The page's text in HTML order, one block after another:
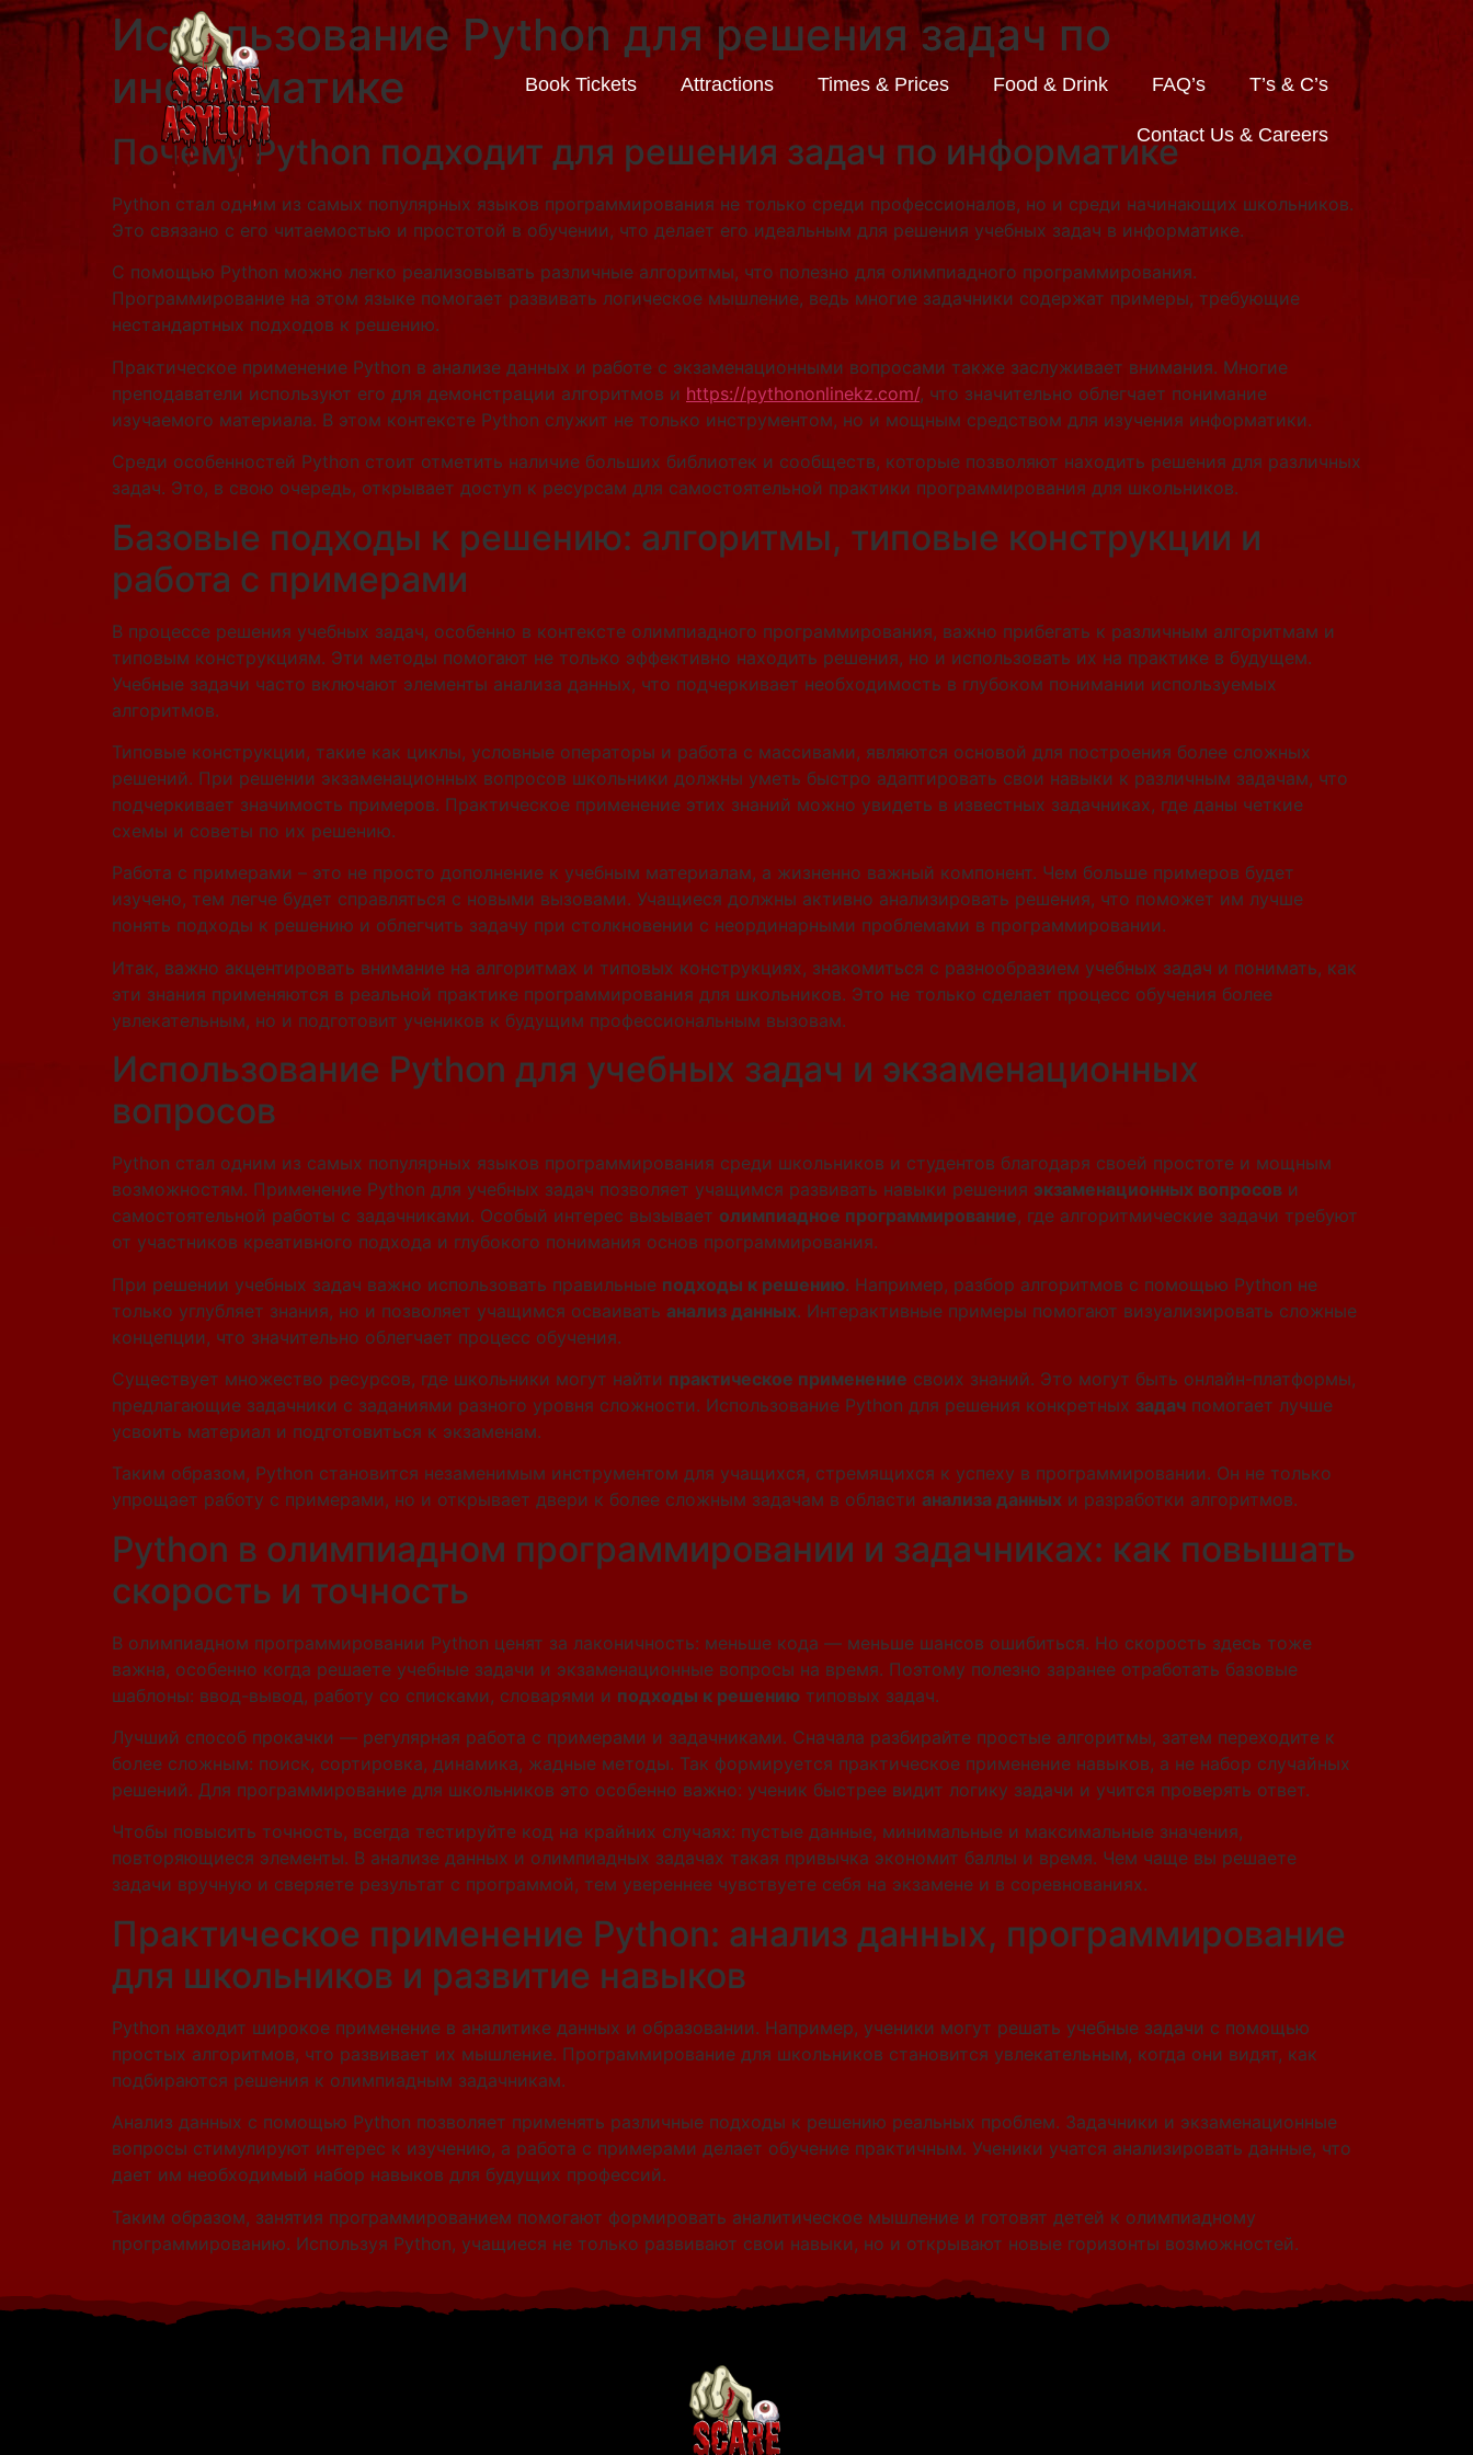
Book Tickets Attractions Times & Prices Food & Drink FAQ’s T’s & C’s
Contact Us & Careers
Использование Python для решения задач по
информатике
Почему Python подходит для решения задач по информатике
Python стал одним из самых популярных языков программирования не только среди профессионалов, но и среди начинающих школьников.
Это связано с его читаемостью и простотой в обучении, что делает его идеальным для решения учебных задач в информатике.
С помощью Python можно легко реализовывать различные алгоритмы, что полезно для олимпиадного программирования.
Программирование на этом языке помогает развивать логическое мышление, ведь многие задачники содержат примеры, требующие
нестандартных подходов к решению.
Практическое применение Python в анализе данных и работе с экзаменационными вопросами также заслуживает внимания. Многие
преподаватели используют его для демонстрации алгоритмов и https://pythononlinekz.com/, что значительно облегчает понимание
изучаемого материала. В этом контексте Python служит не только инструментом, но и мощным средством для изучения информатики.
Среди особенностей Python стоит отметить наличие больших библиотек и сообществ, которые позволяют находить решения для различных
задач. Это, в свою очередь, открывает доступ к ресурсам для самостоятельной практики программирования для школьников.
Базовые подходы к решению: алгоритмы, типовые конструкции и
работа с примерами
В процессе решения учебных задач, особенно в контексте олимпиадного программирования, важно прибегать к различным алгоритмам и
типовым конструкциям. Эти методы помогают не только эффективно находить решения, но и использовать их на практике в будущем.
Учебные задачи часто включают элементы анализа данных, что подчеркивает необходимость в глубоком понимании используемых
алгоритмов.
Типовые конструкции, такие как циклы, условные операторы и работа с массивами, являются основой для построения более сложных
решений. При решении экзаменационных вопросов школьники должны уметь быстро адаптировать свои навыки к различным задачам, что
подчеркивает значимость примеров. Практическое применение этих знаний можно увидеть в известных задачниках, где даны четкие
схемы и советы по их решению.
Работа с примерами – это не просто дополнение к учебным материалам, а жизненно важный компонент. Чем больше примеров будет
изучено, тем легче будет справляться с новыми вызовами. Учащиеся должны активно анализировать решения, что поможет им лучше
понять подходы к решению и облегчить задачу при столкновении с неординарными проблемами в программировании.
Итак, важно акцентировать внимание на алгоритмах и типовых конструкциях, знакомиться с разнообразием учебных задач и понимать, как
эти знания применяются в реальной практике программирования для школьников. Это не только сделает процесс обучения более
увлекательным, но и подготовит учеников к будущим профессиональным вызовам.
Использование Python для учебных задач и экзаменационных
вопросов
Python стал одним из самых популярных языков программирования среди школьников и студентов благодаря своей простоте и мощным
возможностям. Применение Python для учебных задач позволяет учащимся развивать навыки решения экзаменационных вопросов и
самостоятельной работы с задачниками. Особый интерес вызывает олимпиадное программирование, где алгоритмические задачи требуют
от участников креативного подхода и глубокого понимания основ программирования.
При решении учебных задач важно использовать правильные подходы к решению. Например, разбор алгоритмов с помощью Python не
только углубляет знания, но и позволяет учащимся осваивать анализ данных. Интерактивные примеры помогают визуализировать сложные
концепции, что значительно облегчает процесс обучения.
Существует множество ресурсов, где школьники могут найти практическое применение своих знаний. Это могут быть онлайн-платформы,
предлагающие задачники с заданиями разного уровня сложности. Использование Python для решения конкретных задач помогает лучше
усвоить материал и подготовиться к экзаменам.
Таким образом, Python становится незаменимым инструментом для учащихся, стремящихся к успеху в программировании. Он не только
упрощает работу с примерами, но и открывает двери к более сложным задачам в области анализа данных и разработки алгоритмов.
Python в олимпиадном программировании и задачниках: как повышать
скорость и точность
В олимпиадном программировании Python ценят за лаконичность: меньше кода — меньше шансов ошибиться. Но скорость здесь тоже
важна, особенно когда решаете учебные задачи и экзаменационные вопросы на время. Поэтому полезно заранее отработать базовые
шаблоны: ввод-вывод, работу со списками, словарями и подходы к решению типовых задач.
Лучший способ прокачки — регулярная работа с примерами и задачниками. Сначала разбирайте простые алгоритмы, затем переходите к
более сложным: поиск, сортировка, динамика, жадные методы. Так формируется практическое применение навыков, а не набор случайных
решений. Для программирование для школьников это особенно важно: ученик быстрее видит логику задачи и учится проверять ответ.
Чтобы повысить точность, всегда тестируйте код на крайних случаях: пустые данные, минимальные и максимальные значения,
повторяющиеся элементы. В анализе данных и олимпиадных задачах такая привычка экономит баллы и время. Чем чаще вы решаете
задачи вручную и сверяете результат с программой, тем увереннее чувствуете себя на экзамене и в соревнованиях.
Практическое применение Python: анализ данных, программирование
для школьников и развитие навыков
Python находит широкое применение в аналитике данных и образовании. Например, ученики могут решать учебные задачи с помощью
простых алгоритмов, что развивает их мышление. Программирование для школьников становится увлекательным, когда они видят, как
подбираются решения к олимпиадным задачникам.
Анализ данных с помощью Python позволяет применять различные подходы к решению реальных проблем. Задачники и экзаменационные
вопросы стимулируют интерес к изучению, а работа с примерами делает обучение практичным. Ученики учатся анализировать данные, что
дает им необходимый набор навыков для будущих профессий.
Таким образом, занятия программированием помогают формировать аналитическое мышление и готовят детей к олимпиадному
программированию. Используя Python, учащиеся не только развивают свои навыки, но и открывают новые горизонты возможностей.